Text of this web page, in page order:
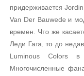
придерживается
Van Der Bauwede и
времен. Что же
Леди Гага, то до
Luminous Colors
Многочисленные